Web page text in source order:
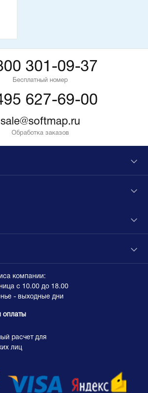
301-09-37
Бесплатный номер
627-69-00
sale@softmap.ru
Обработка заказов
компании:
с 10.00 до 18.00
- выходные дни
оплаты
расчет для
лиц